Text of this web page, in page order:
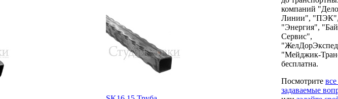
компаний
Линии",
"Энергия",
Сервис",
"Мейджик-
бесплатна.
Посмотрите
задаваемые